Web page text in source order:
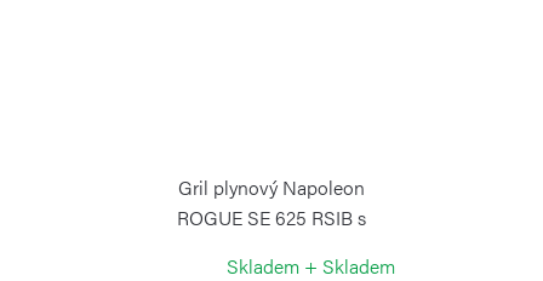
Gril plynový Napoleon
ROGUE SE 625 RSIB s
Skladem + Skladem